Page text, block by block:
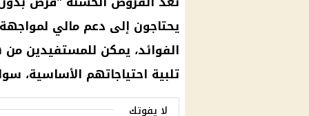
يحتاجون إلى دعم مالي
الفوائد، يمكن للمستفيدين
تلبية احتياجاتهم الأساسية،
لا يفوتك